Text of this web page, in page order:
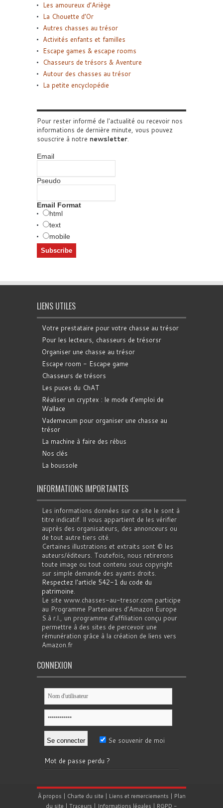
Les amoureux d’Ariège
La Chouette d’Or
Autres chasses au trésor
Activités enfants et familles
Escape games & escape rooms
Chasseurs de trésors & Aventure
Autour des chasses au trésor
La petite encyclopédie
Pour rester informé de l'actualité ou recevoir nos
informations de dernière minute, vous pouvez
souscrire à notre newsletter.
Email
Pseudo
Email Format
html
text
mobile
LIENS UTILES
Votre prestataire pour votre chasse au trésor
Pour les lecteurs, chasseurs de trésorsr
Organiser une chasse au trésor
Escape room - Escape game
Chasseurs de trésors
Les puces du ChAT
Réaliser un cryptex : le mode d'emploi de
Wallace
Vademecum pour organiser une chasse au
trésor
La machine à faire des rébus
Nos clés
La boussole
INFORMATIONS IMPORTANTES
Les informations données sur ce site le sont à
titre indicatif. Il vous appartient de les vérifier
auprès des organisateurs, des annonceurs ou
de tout autre tiers cité.
Certaines illustrations et extraits sont © les
auteurs/éditeurs. Toutefois, nous retirerons
toute image ou tout contenu sous copyright
sur simple demande des ayants droits.
Respectez l'article 542-1 du code du
patrimoine.
Le site www.chasses-au-tresor.com participe
au Programme Partenaires d’Amazon Europe
S.à r.l., un programme d’affiliation conçu pour
permettre à des sites de percevoir une
rémunération grâce à la création de liens vers
Amazon.fr
CONNEXION
Se souvenir de moi
Mot de passe perdu ?
À propos | Charte du site | Liens et remerciements | Plan
du site | Traceurs | Informations légales | RGPD -